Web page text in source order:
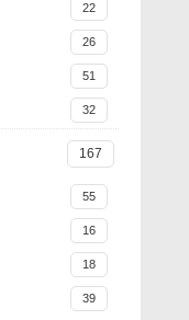
22
26
51
32
167
55
16
18
39